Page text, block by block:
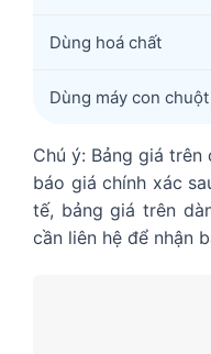
Dùng hoá chất
Dùng máy con chuột
Chú ý: Bảng giá
báo giá chính xác
tế, bảng giá trên
cần liên hệ để nhận